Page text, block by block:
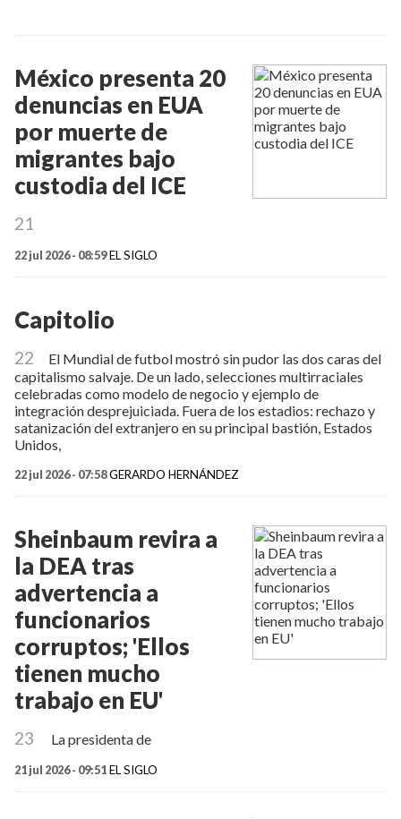
México presenta 20
denuncias en EUA
por muerte de
migrantes bajo
custodia del ICE
21
22 jul 2026 - 08:59EL SIGLO
Capitolio
22
El Mundial de futbol mostró sin pudor las dos caras del
capitalismo salvaje. De un lado, selecciones multirraciales
celebradas como modelo de negocio y ejemplo de
integración desprejuiciada. Fuera de los estadios: rechazo y
satanización del extranjero en su principal bastión, Estados
Unidos,
22 jul 2026 - 07:58GERARDO HERNÁNDEZ
Sheinbaum revira a
la DEA tras
advertencia a
funcionarios
corruptos; 'Ellos
tienen mucho
trabajo en EU'
23 La presidenta de
21 jul 2026 - 09:51EL SIGLO